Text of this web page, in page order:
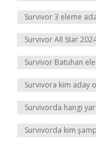
Survivor 3 eleme
Survivor All Star
Survivor Batuhan
Survivora kim aday
Survivorda hangi
Survivorda kim